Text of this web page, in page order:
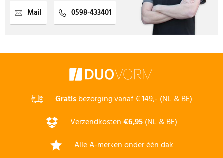
Mail 0598-433401
Gratisbezorging vanaf € 149,- (NL & BE)
Verzendkosten€6,95(NL & BE)
Alle A-merken onder één dak